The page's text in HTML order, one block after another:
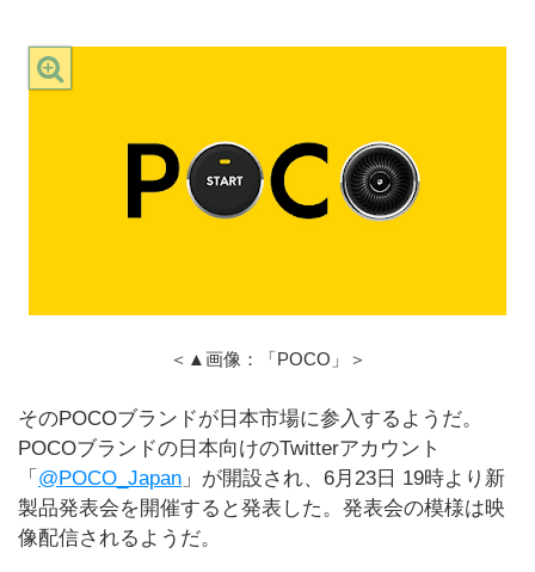
＜▲画像：「POCO」＞
そのPOCOブランドが日本市場に参入するようだ。
POCOブランドの日本向けのTwitterアカウント
「 @POCO_Japan 」が開設され、6月23日 19時より新
製品発表会を開催すると発表した。発表会の模様は映
像配信されるようだ。